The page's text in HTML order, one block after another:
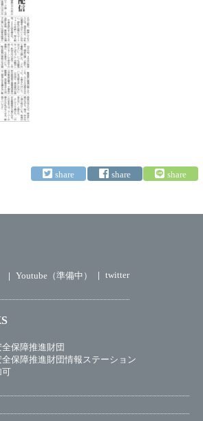
Youtube（準備中） twitter
保障推進財団
保障推進財団情報ステーション
可